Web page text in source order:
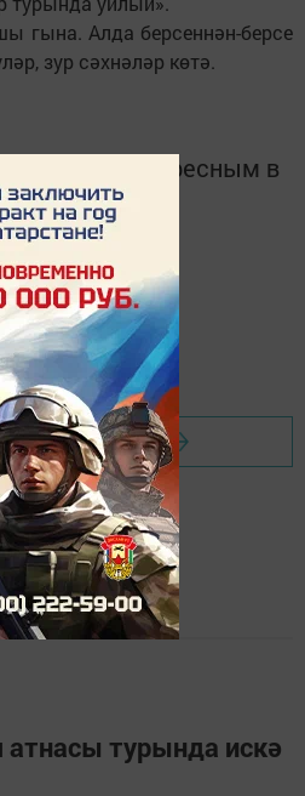
гына. Алда берсеннән-берсе
зур сәхнәләр көтә.
и интересным в
в
MАХ:
новости
турында искә